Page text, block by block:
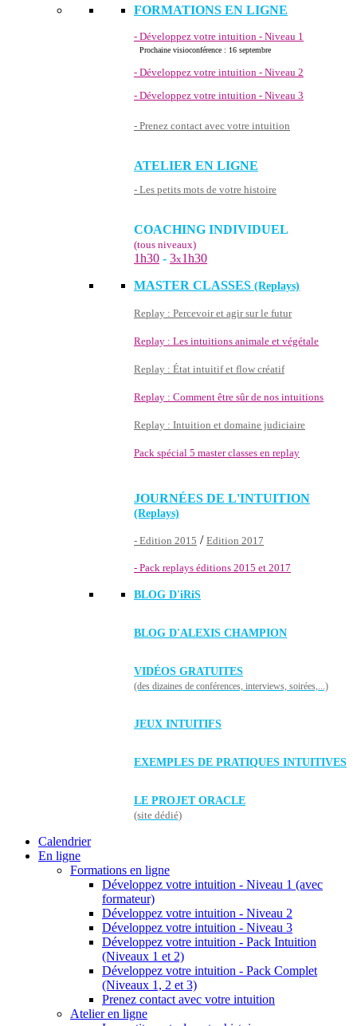
FORMATIONS EN LIGNE
- Développez votre intuition - Niveau 1
Prochaine visioconférence : 16 septembre
- Développez votre intuition - Niveau 2
- Développez votre intuition - Niveau 3
- Prenez contact avec votre intuition
ATELIER EN LIGNE
- Les petits mots de votre histoire
COACHING INDIVIDUEL
(tous niveaux)
1h30 - 3x1h30
MASTER CLASSES (Replays)
Replay : Percevoir et agir sur le futur
Replay : Les intuitions animale et végétale
Replay : État intuitif et flow créatif
Replay : Comment être sûr de nos intuitions
Replay : Intuition et domaine judiciaire
Pack spécial 5 master classes en replay
JOURNÉES DE L'INTUITION
(Replays)
- Edition 2015 / Edition 2017
- Pack replays éditions 2015 et 2017
BLOG D'iRiS
BLOG D'ALEXIS CHAMPION
VIDÉOS GRATUITES
(des dizaines de conférences, interviews, soirées,...)
JEUX INTUITIFS
EXEMPLES DE PRATIQUES INTUITIVES
LE PROJET ORACLE
(site dédié)
Calendrier
En ligne
Formations en ligne
Développez votre intuition - Niveau 1 (avec
formateur)
Développez votre intuition - Niveau 2
Développez votre intuition - Niveau 3
Développez votre intuition - Pack Intuition
(Niveaux 1 et 2)
Développez votre intuition - Pack Complet
(Niveaux 1, 2 et 3)
Prenez contact avec votre intuition
Atelier en ligne